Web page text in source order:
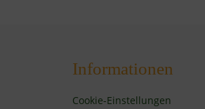
Informationen
Cookie-Einstellungen